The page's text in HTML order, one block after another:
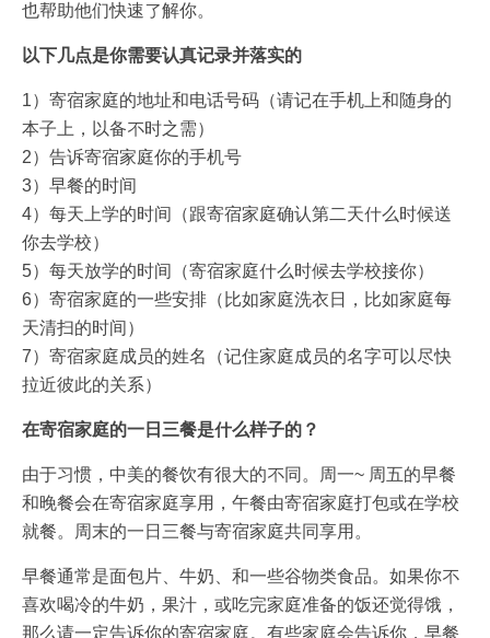
也帮助他们快速了解你。
以下几点是你需要认真记录并落实的
1）寄宿家庭的地址和电话号码（请记在手机上和随身的
本子上，以备不时之需）
2）告诉寄宿家庭你的手机号
3）早餐的时间
4）每天上学的时间（跟寄宿家庭确认第二天什么时候送
你去学校）
5）每天放学的时间（寄宿家庭什么时候去学校接你）
6）寄宿家庭的一些安排（比如家庭洗衣日，比如家庭每
天清扫的时间）
7）寄宿家庭成员的姓名（记住家庭成员的名字可以尽快
拉近彼此的关系）
在寄宿家庭的一日三餐是什么样子的？
由于习惯，中美的餐饮有很大的不同。周一~ 周五的早餐
和晚餐会在寄宿家庭享用，午餐由寄宿家庭打包或在学校
就餐。周末的一日三餐与寄宿家庭共同享用。
早餐通常是面包片、牛奶、和一些谷物类食品。如果你不
喜欢喝冷的牛奶，果汁，或吃完家庭准备的饭还觉得饿，
那么请一定告诉你的寄宿家庭。有些家庭会告诉你，早餐